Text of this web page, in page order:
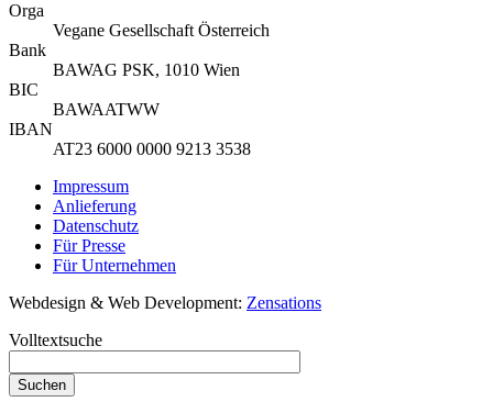
Orga
Vegane Gesellschaft Österreich
Bank
BAWAG PSK, 1010 Wien
BIC
BAWAATWW
IBAN
AT23 6000 0000 9213 3538
Impressum
Anlieferung
Datenschutz
Für Presse
Für Unternehmen
Webdesign & Web Development: Zensations
Volltextsuche